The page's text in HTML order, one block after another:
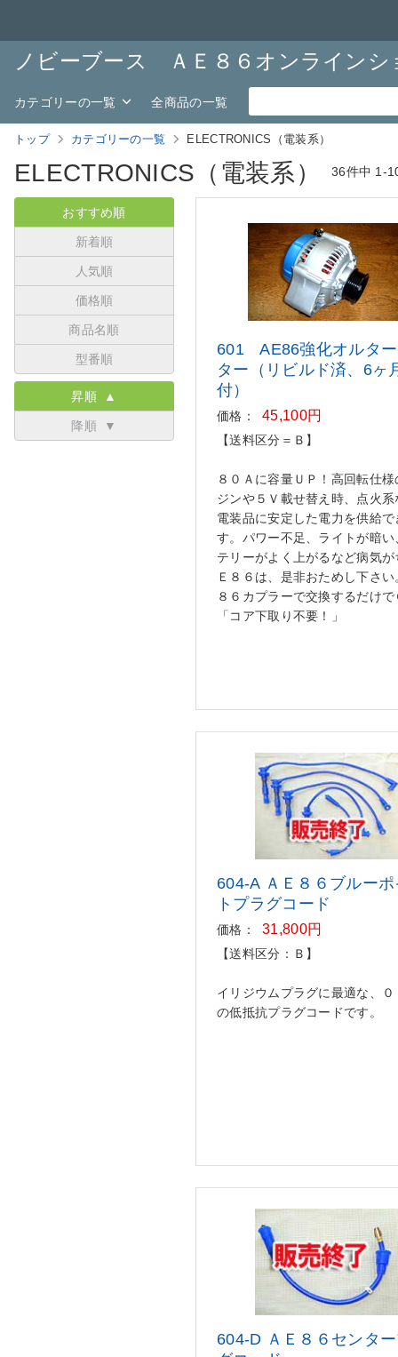
ノビーブース ＡＥ８６オンラインシ
カテゴリーの一覧 全商品の一覧
トップ カテゴリーの一覧 ELECTRONICS（電装系）
ELECTRONICS（電装系） 36件中 1-
601 AE86強化オルタ
ター（リ ビルド済、6ヶ
付）
価格： 45,100円
【送料区分＝Ｂ】
８０Ａに容量ＵＰ！高回転仕様
ジンや５Ｖ載せ替え時、点火系
電装品に安定した電力を供給で
す。パワー不足、ライトが暗い
テリーがよく上がるなど病気が
Ｅ８６は、是非おためし下さ
８６カプラーで交換するだけで
「コア下取り不要！」
604-A ＡＥ８６ブルー
トプラ グコード
価格： 31,800円
【送料区分：Ｂ】
イリジウムプラグに最適な、
の低抵抗プラグコードです。
604-D ＡＥ８６センタ
おすすめ順
新着順
人気順
価格順
商品名順
型番順
昇順 ▲
降順 ▼